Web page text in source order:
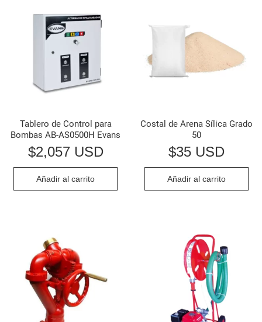
Tablero de Control para
Bombas AB-AS0500H Evans
$2,057 USD
Añadir al carrito
Costal de Arena Sílica Grado
50
$35 USD
Añadir al carrito